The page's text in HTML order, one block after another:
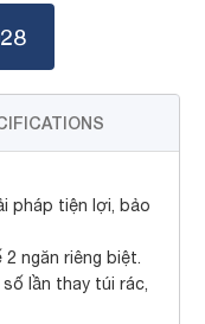
pháp tiện lợi, bảo
ngăn riêng biệt.
lần thay túi rác,